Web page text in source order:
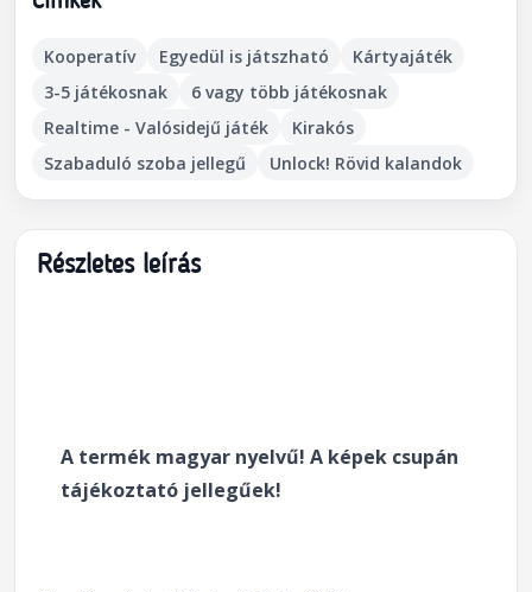
Kooperatív Egyedül is játszható
Kártyajáték
3-5 játékosnak
6 vagy több játékosnak
Realtime - Valósidejű játék
Kirakós
Szabaduló szoba jellegű
Unlock! Rövid kalandok
Részletes leírás